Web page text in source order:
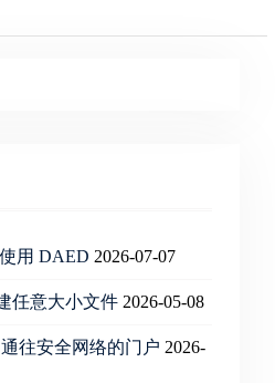
用 DAED 2026-07-07
任意大小文件 2026-05-08
往安全网络的门户 2026-